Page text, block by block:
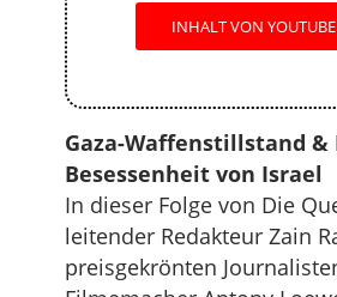
INHALT VON
Gaza-Waffenstillstand &
Besessenheit von Israel
In dieser Folge von Die
leitender Redakteur Zain
preisgekrönten